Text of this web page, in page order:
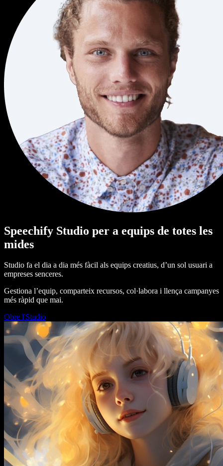
Speechify Studio per a equips de totes les
mides
Studio fa el dia a dia més fàcil als equips creatius, d’un sol usuari a
empreses senceres.
Gestiona l’equip, comparteix recursos, col·labora i llença campanyes
més ràpid que mai.
Obre l'Studio